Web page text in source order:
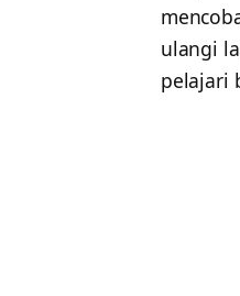
ulangi
pelajari